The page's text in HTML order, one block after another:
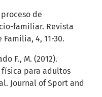
proceso de
familiar. Revista
4, 11-30.
F., M. (2012).
para adultos
Journal of Sport and